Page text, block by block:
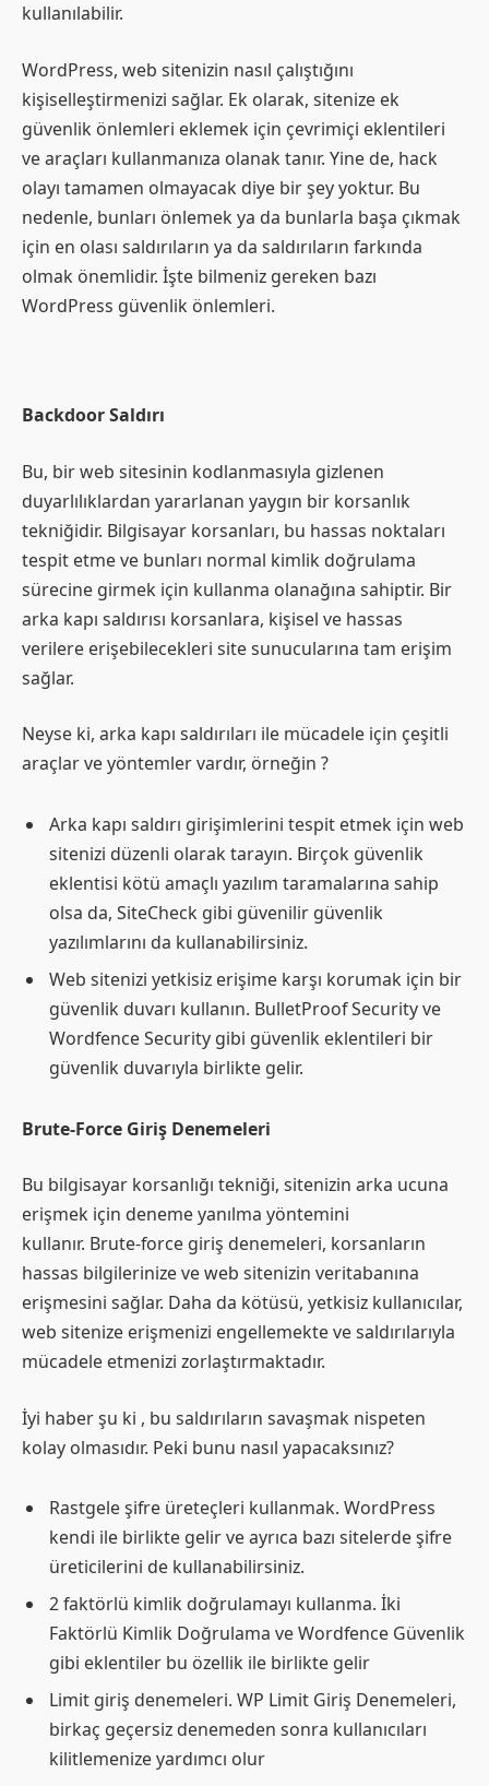
kullanılabilir.
WordPress, web sitenizin nasıl çalıştığını
kişiselleştirmenizi sağlar. Ek olarak, sitenize ek
güvenlik önlemleri eklemek için çevrimiçi eklentileri
ve araçları kullanmanıza olanak tanır. Yine de, hack
olayı tamamen olmayacak diye bir şey yoktur. Bu
nedenle, bunları önlemek ya da bunlarla başa çıkmak
için en olası saldırıların ya da saldırıların farkında
olmak önemlidir. İşte bilmeniz gereken bazı
WordPress güvenlik önlemleri.
Backdoor Saldırı
Bu, bir web sitesinin kodlanmasıyla gizlenen
duyarlılıklardan yararlanan yaygın bir korsanlık
tekniğidir. Bilgisayar korsanları, bu hassas noktaları
tespit etme ve bunları normal kimlik doğrulama
sürecine girmek için kullanma olanağına sahiptir. Bir
arka kapı saldırısı korsanlara, kişisel ve hassas
verilere erişebilecekleri site sunucularına tam erişim
sağlar.
Neyse ki, arka kapı saldırıları ile mücadele için çeşitli
araçlar ve yöntemler vardır, örneğin ?
Arka kapı saldırı girişimlerini tespit etmek için web
sitenizi düzenli olarak tarayın. Birçok güvenlik
eklentisi kötü amaçlı yazılım taramalarına sahip
olsa da, SiteCheck gibi güvenilir güvenlik
yazılımlarını da kullanabilirsiniz.
Web sitenizi yetkisiz erişime karşı korumak için bir
güvenlik duvarı kullanın. BulletProof Security ve
Wordfence Security gibi güvenlik eklentileri bir
güvenlik duvarıyla birlikte gelir.
Brute-Force Giriş Denemeleri
Bu bilgisayar korsanlığı tekniği, sitenizin arka ucuna
erişmek için deneme yanılma yöntemini
kullanır. Brute-force giriş denemeleri, korsanların
hassas bilgilerinize ve web sitenizin veritabanına
erişmesini sağlar. Daha da kötüsü, yetkisiz kullanıcılar,
web sitenize erişmenizi engellemekte ve saldırılarıyla
mücadele etmenizi zorlaştırmaktadır.
İyi haber şu ki , bu saldırıların savaşmak nispeten
kolay olmasıdır. Peki bunu nasıl yapacaksınız?
Rastgele şifre üreteçleri kullanmak. WordPress
kendi ile birlikte gelir ve ayrıca bazı sitelerde şifre
üreticilerini de kullanabilirsiniz.
2 faktörlü kimlik doğrulamayı kullanma. İki
Faktörlü Kimlik Doğrulama ve Wordfence Güvenlik
gibi eklentiler bu özellik ile birlikte gelir
Limit giriş denemeleri. WP Limit Giriş Denemeleri,
birkaç geçersiz denemeden sonra kullanıcıları
kilitlemenize yardımcı olur